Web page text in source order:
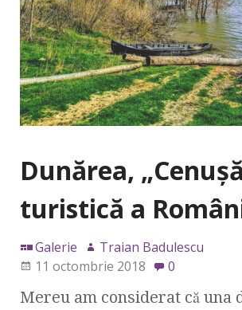
Dunărea,
turistică a
Galerie
Traian Badulescu
11 octombrie 2018
0
Mereu am considerat că una